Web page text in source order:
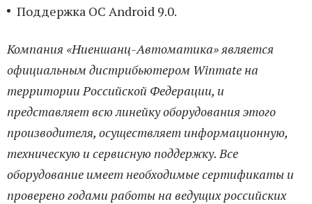
Поддержка ОС Android 9.0.
Компания «Ниеншанц-Автоматика» является
официальным дистрибьютером Winmate на
территории Российской Федерации, и
представляет всю линейку оборудования этого
производителя, осуществляет информационную,
техническую и сервисную поддержку. Все
оборудование имеет необходимые сертификаты и
проверено годами работы на ведущих российских